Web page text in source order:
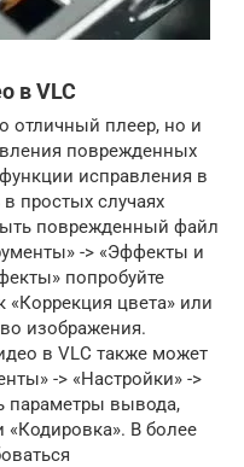
в VLC
отличный плеер, но и
поврежденных
исправления в
простых случаях
поврежденный файл
-> «Эффекты и
попробуйте
«Коррекция цвета» или
изображения.
в VLC также может
-> «Настройки» ->
параметры вывода,
«Кодировка». В более